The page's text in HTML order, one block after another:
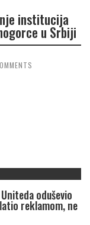
institucija
u Srbiji
oduševio
reklamom, ne